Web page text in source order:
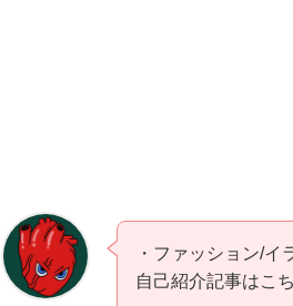
・ファッション/
自己紹介記事はこ